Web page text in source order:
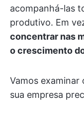
acompanhá-las
produtivo. Em
concentrar nas
o crescimento
Vamos examinar
sua empresa